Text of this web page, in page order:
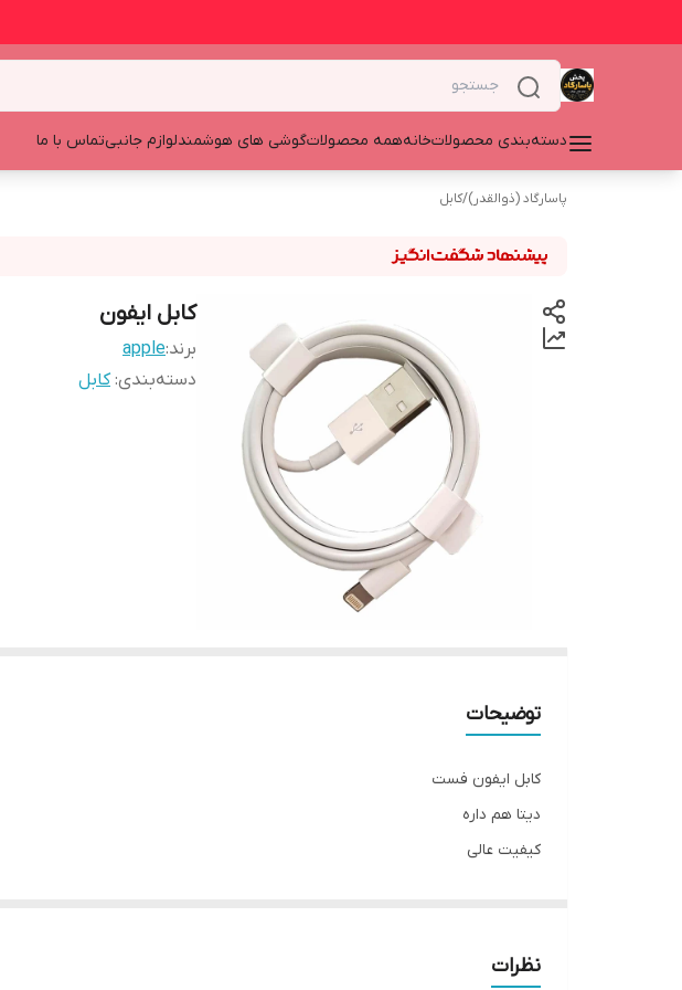
دسته‌بندی محصولاتخانههمه محصولاتگوشی های هوشمندلوازم جانبیتماس با ما
پاسارگاد (ذوالقدر)/کابل
کابل ایفون
برند:apple
دسته‌بندی:کابل
توضیحات
کابل ایفون فست
دیتا هم داره
کیفیت عالی
نظرات